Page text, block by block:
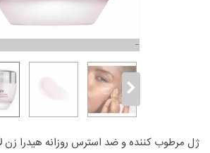
ژل مرطوب کننده و ضد استرس روزانه هیدرا زن